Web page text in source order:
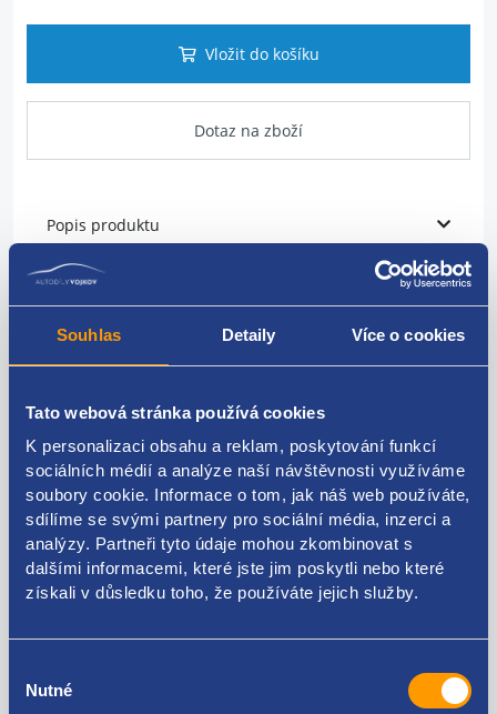
Souhlas Detaily Více o cookies
Tato webová stránka používá cookies
K personalizaci obsahu a reklam, poskytování funkcí
sociálních médií a analýze naší návštěvnosti využíváme
soubory cookie. Informace o tom, jak náš web používáte,
sdílíme se svými partnery pro sociální média, inzerci a
analýzy. Partneři tyto údaje mohou zkombinovat s
dalšími informacemi, které jste jim poskytli nebo které
získali v důsledku toho, že používáte jejich služby.
souhlasu
Nutné
Vložit do košíku
Dotaz na zboží
Popis produktu
Renault
Kódy produktu
144605593R
Renault Master III 2010 -
Opel Movano (B) 2010 - 2021